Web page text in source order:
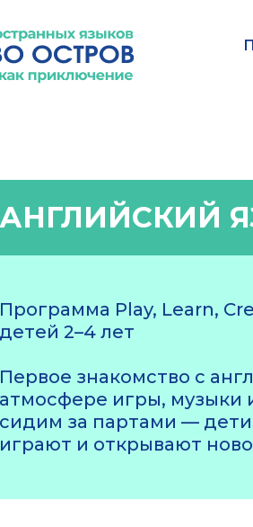
АНГЛИЙСКИЙ
Программа Play, Learn,
детей 2–4 лет
Первое знакомство с
атмосфере игры, музыки
сидим за партами —
играют и открывают